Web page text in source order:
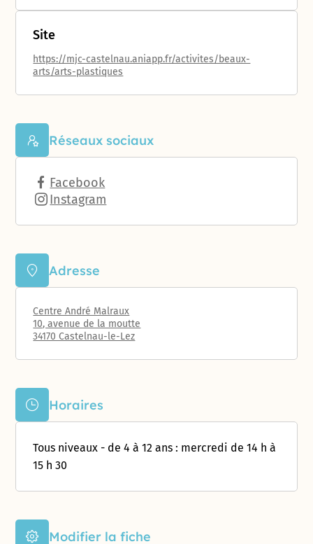
Site
https://mjc-castelnau.aniapp.fr/activites/beaux-
arts/arts-plastiques
Réseaux sociaux
Facebook
Instagram
Adresse
Centre André Malraux
10, avenue de la moutte
34170 Castelnau-le-Lez
Horaires
Tous niveaux - de 4 à 12 ans : mercredi de 14 h à
15 h 30
Modifier la fiche